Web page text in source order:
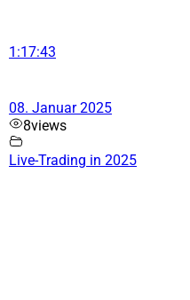
1:17:43
08. Januar 2025
8views
Live-Trading in 2025